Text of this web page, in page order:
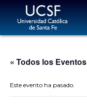
« Todos los Eventos
Este evento ha pasado.